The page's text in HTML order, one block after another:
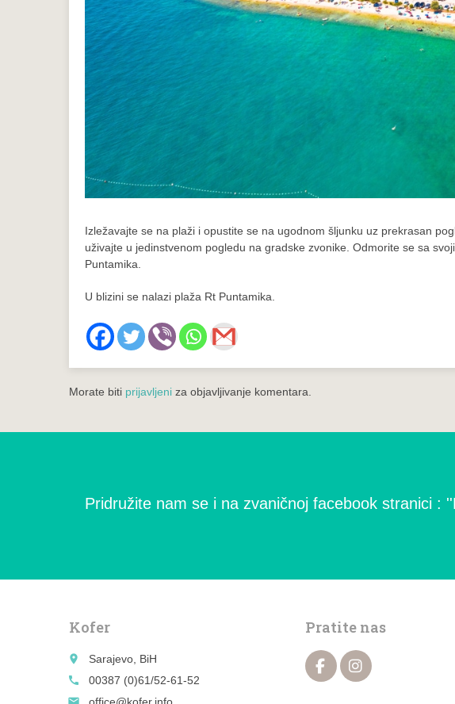
Izležavajte se na plaži i opustite se na ugodnom šljunku uz prekrasan
uživajte u jedinstvenom pogledu na gradske zvonike. Odmorite se sa
Puntamika.
U blizini se nalazi plaža Rt Puntamika.
Morate biti prijavljeni za objavljivanje komentara.
Pridružite nam se i na zvaničnoj facebook stranici :
Kofer
place
Sarajevo, BiH
call
00387 (0)61/52-61-52
Pratite nas